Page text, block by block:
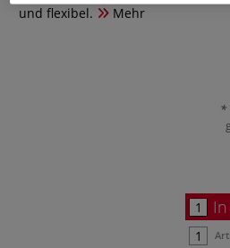
und flexibel.
Mehr